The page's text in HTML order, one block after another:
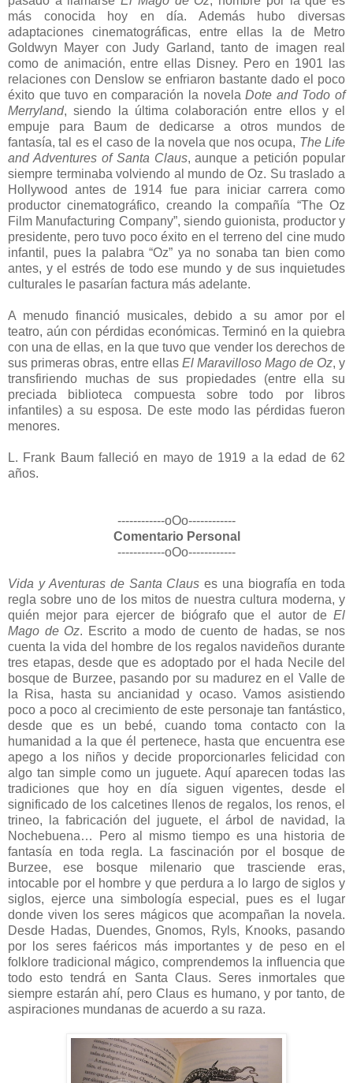
más conocida hoy en día. Además hubo diversas
adaptaciones cinematográficas, entre ellas la de Metro
Goldwyn Mayer con Judy Garland, tanto de imagen real
como de animación, entre ellas Disney. Pero en 1901 las
relaciones con Denslow se enfriaron bastante dado el poco
éxito que tuvo en comparación la novelaDote and Todo of
Merryland, siendo la última colaboración entre ellos y el
empuje para Baum de dedicarse a otros mundos de
fantasía, tal es el caso de la novela que nos ocupa, The Life
and Adventures of Santa Claus, aunque a petición popular
siempre terminaba volviendo al mundo de Oz. Su traslado a
Hollywood antes de 1914 fue para iniciar carrera como
productor cinematográfico, creando la compañía “The Oz
Film Manufacturing Company”, siendo guionista, productor y
presidente, pero tuvo poco éxito en el terreno del cine mudo
infantil, pues la palabra “Oz” ya no sonaba tan bien como
antes, y el estrés de todo ese mundo y de sus inquietudes
culturales le pasarían factura más adelante.
A menudo financió musicales, debido a su amor por el
teatro, aún con pérdidas económicas. Terminó en la quiebra
con una de ellas, en la que tuvo que vender los derechos de
sus primeras obras, entre ellas El Maravilloso Mago de Oz, y
transfiriendo muchas de sus propiedades (entre ella su
preciada biblioteca compuesta sobre todo por libros
infantiles) a su esposa. De este modo las pérdidas fueron
menores.
L. Frank Baum falleció en mayo de 1919 a la edad de 62
años.
------------oOo------------
Comentario Personal
------------oOo------------
Vida y Aventuras de Santa Claus es una biografía en toda
regla sobre uno de los mitos de nuestra cultura moderna, y
quién mejor para ejercer de biógrafo que el autor de El
Mago de Oz. Escrito a modo de cuento de hadas, se nos
cuenta la vida del hombre de los regalos navideños durante
tres etapas, desde que es adoptado por el hada Necile del
bosque de Burzee, pasando por su madurez en el Valle de
la Risa, hasta su ancianidad y ocaso. Vamos asistiendo
poco a poco al crecimiento de este personaje tan fantástico,
desde que es un bebé, cuando toma contacto con la
humanidad a la que él pertenece, hasta que encuentra ese
apego a los niños y decide proporcionarles felicidad con
algo tan simple como un juguete. Aquí aparecen todas las
tradiciones que hoy en día siguen vigentes, desde el
significado de los calcetines llenos de regalos, los renos, el
trineo, la fabricación del juguete, el árbol de navidad, la
Nochebuena… Pero al mismo tiempo es una historia de
fantasía en toda regla. La fascinación por el bosque de
Burzee, ese bosque milenario que trasciende eras,
intocable por el hombre y que perdura a lo largo de siglos y
siglos, ejerce una simbología especial, pues es el lugar
donde viven los seres mágicos que acompañan la novela.
Desde Hadas, Duendes, Gnomos, Ryls, Knooks, pasando
por los seres faéricos más importantes y de peso en el
folklore tradicional mágico, comprendemos la influencia que
todo esto tendrá en Santa Claus. Seres inmortales que
siempre estarán ahí, pero Claus es humano, y por tanto, de
aspiraciones mundanas de acuerdo a su raza.